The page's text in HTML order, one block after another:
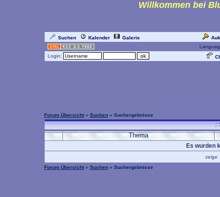
Willkommen bei
Suchen Kalender Galerie
Login:
Forum Übersicht » Suchen » Suchergebnisse
.:
Thema
Es wurden
zeige
Forum Übersicht » Suchen » Suchergebnisse